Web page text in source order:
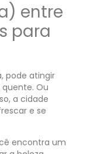
entre
para
pode atingir
Ou
a cidade
e se
encontra um